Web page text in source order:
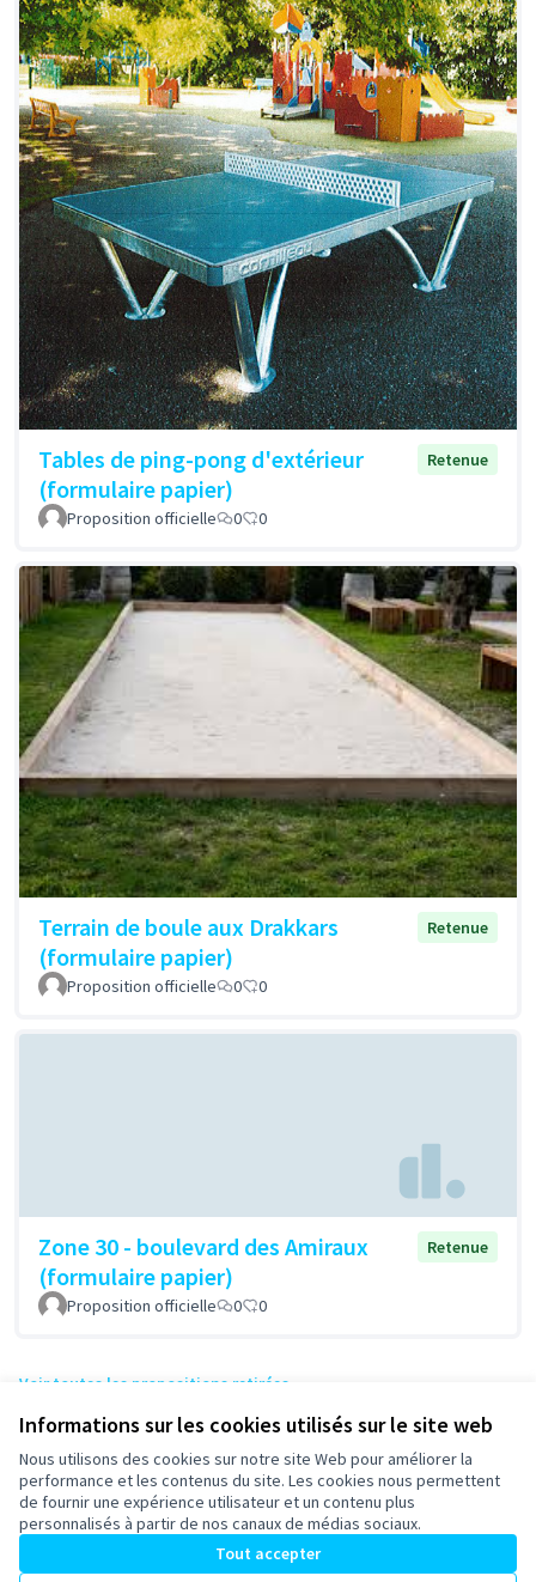
Informations sur les cookies utilisés sur le site web
Nous utilisons des cookies sur notre site Web pour améliorer la
performance et les contenus du site. Les cookies nous permettent
de fournir une expérience utilisateur et un contenu plus
personnalisés à partir de nos canaux de médias sociaux.
Tout accepter
Tables de ping-pong d'extérieur
(formulaire papier)
Retenue
Proposition officielle 0 0
Terrain de boule aux Drakkars
(formulaire papier)
Retenue
Proposition officielle 0 0
Zone 30 - boulevard des Amiraux
(formulaire papier)
Retenue
Proposition officielle 0 0
Voir toutes les propositions retirées
Conditions d'utilisation
Paramètres des cookies
participons-granville.fr sur X
(Lien externe)
participons-granville.fr sur Facebook
participons-granville.fr sur Instagram